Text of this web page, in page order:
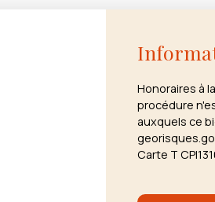
Honoraires à
procédure
auxquels ce
Carte T